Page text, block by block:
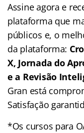
Assine agora e
plataforma que
públicos e, o
da plataforma:
X, Jornada do
e a Revisão
Gran está
Satisfação
*Os cursos para